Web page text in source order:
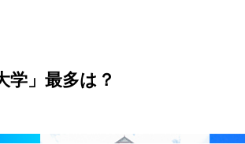
学」最多は？